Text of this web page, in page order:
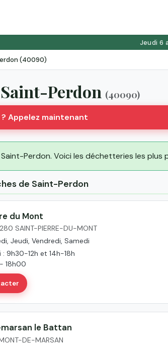
Jeudi 6
(40090)
Perdon (40090)
Appelez maintenant
Perdon. Voici les déchetteries les plus
de Saint-Perdon
du Mont
SAINT-PIERRE-DU-MONT
Jeudi, Vendredi, Samedi
9h30-12h et 14h-18h
18h00
le Battan
DE-MARSAN